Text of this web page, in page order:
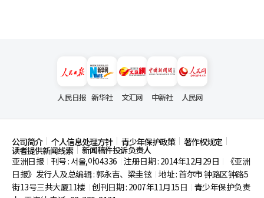
人民日报 新华社 文汇网 中新社 人民网
公司简介 个人信息处理方针 青少年保护政策 著作权规定
读者提供新闻线索
新闻稿件投诉负责人
亚洲日报
刊号 : 서울,아04336 注册日期 : 2014年12月29日
《亚洲
日报》发行人及总编辑 : 郭永吉、梁圭铉 地址 : 首尔市钟路区钟路5
街13号三共大厦11楼 创刊日期 : 2007年11月15日
青少年保护负责